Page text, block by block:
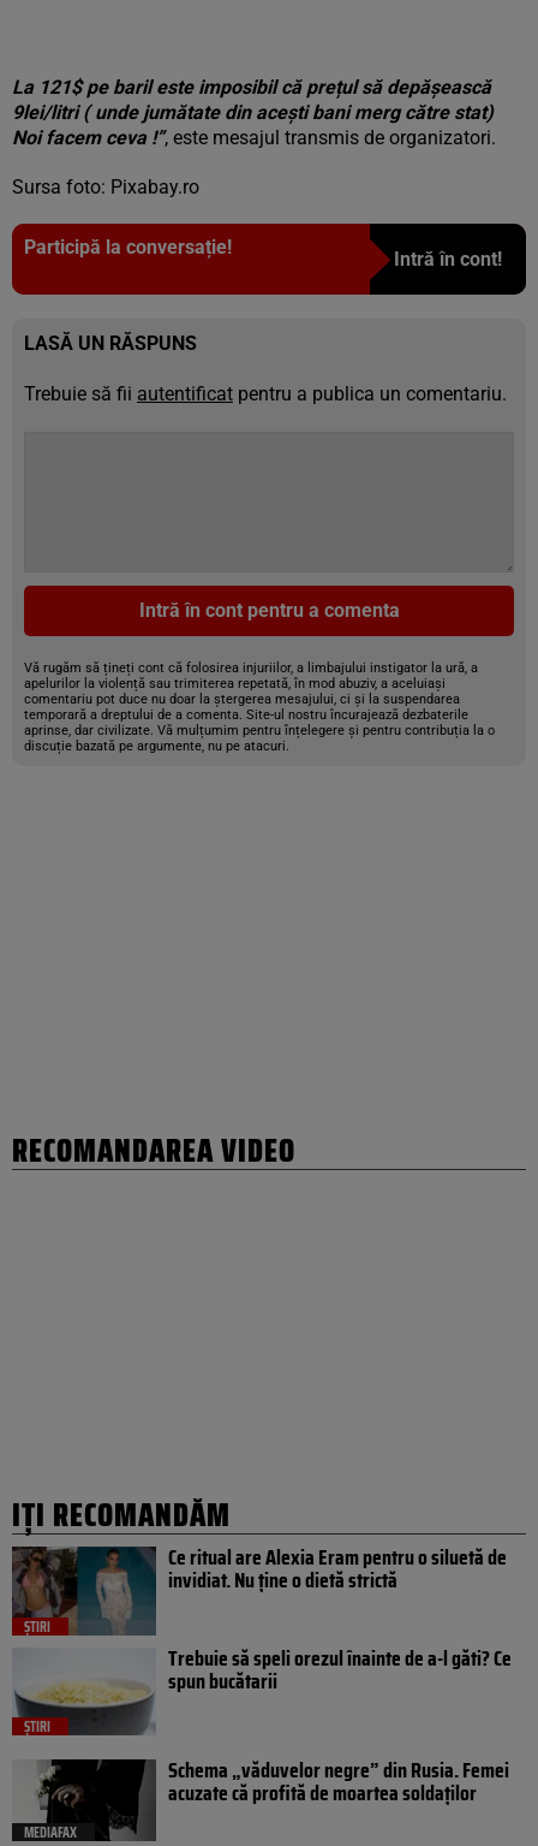
La 121$ pe baril este imposibil că prețul să depășească
9lei/litri ( unde jumătate din acești bani merg către stat)
Noi facem ceva !”, este mesajul transmis de organizatori.
Sursa foto: Pixabay.ro
Participă la conversație!
Intră în cont!
LASĂ UN RĂSPUNS
Trebuie să fii autentificat pentru a publica un comentariu.
Intră în cont pentru a comenta
Vă rugăm să țineți cont că folosirea injuriilor, a limbajului instigator la ură, a
apelurilor la violență sau trimiterea repetată, în mod abuziv, a aceluiași
comentariu pot duce nu doar la ștergerea mesajului, ci și la suspendarea
temporară a dreptului de a comenta. Site-ul nostru încurajează dezbaterile
aprinse, dar civilizate. Vă mulțumim pentru înțelegere și pentru contribuția la o
discuție bazată pe argumente, nu pe atacuri.
RECOMANDAREA VIDEO
IȚI RECOMANDĂM
ȘTIRI
Ce ritual are Alexia Eram pentru o siluetă de
invidiat. Nu ține o dietă strictă
ȘTIRI
Trebuie să speli orezul înainte de a-l găti? Ce
spun bucătarii
MEDIAFAX
Schema „văduvelor negre” din Rusia. Femei
acuzate că profită de moartea soldaților